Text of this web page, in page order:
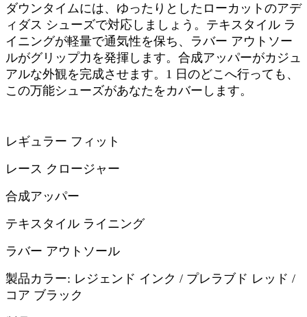
ダウンタイムには、ゆったりとしたローカットのアデ
ィダス シューズで対応しましょう。テキスタイル ラ
イニングが軽量で通気性を保ち、ラバー アウトソー
ルがグリップ力を発揮します。合成アッパーがカジュ
アルな外観を完成させます。1 日のどこへ行っても、
この万能シューズがあなたをカバーします。
レギュラー フィット
レース クロージャー
合成アッパー
テキスタイル ライニング
ラバー アウトソール
製品カラー: レジェンド インク / プレラブド レッド /
コア ブラック